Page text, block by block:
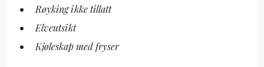
Røyking ikke tillatt
Elveutsikt
Kjøleskap med fryser